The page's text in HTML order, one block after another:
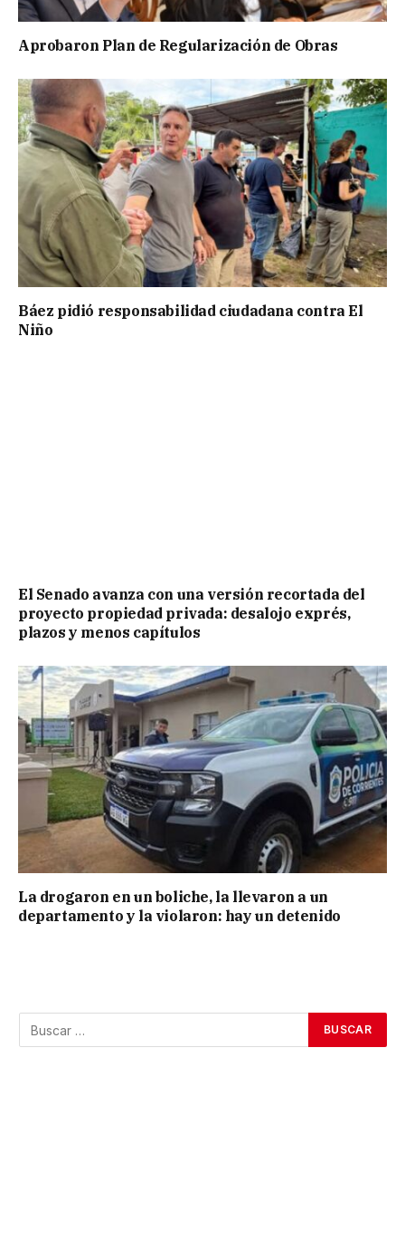
Aprobaron Plan de Regularización de Obras
Báez pidió responsabilidad ciudadana contra El
Niño
El Senado avanza con una versión recortada del
proyecto propiedad privada: desalojo exprés,
plazos y menos capítulos
La drogaron en un boliche, la llevaron a un
departamento y la violaron: hay un detenido